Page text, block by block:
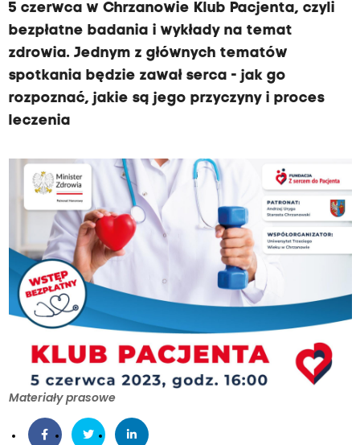
5 czerwca w Chrzanowie Klub Pacjenta, czyli
bezpłatne badania i wykłady na temat
zdrowia. Jednym z głównych tematów
spotkania będzie zawał serca - jak go
rozpoznać, jakie są jego przyczyny i proces
leczenia
Materiały prasowe